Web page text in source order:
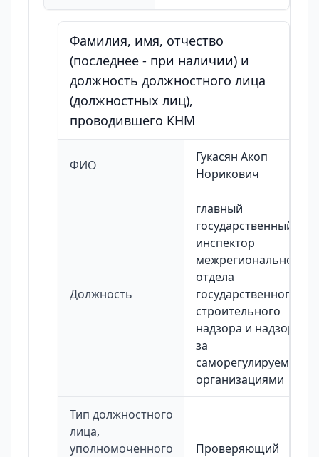
Фамилия, имя, отчество
(последнее - при наличии) и
должность должностного лица
(должностных лиц),
проводившего КНМ
ФИО
Гукасян Акоп
Норикович
Должность
главный
государственный
инспектор
межрегионального
отдела
государственного
строительного
надзора и надзора
за
саморегулируемыми
организациями
Тип должностного
лица,
уполномоченного
Проверяющий